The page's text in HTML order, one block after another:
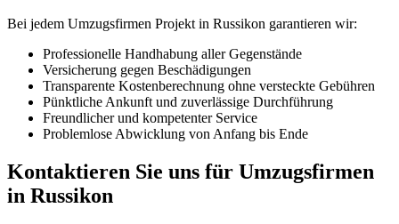
Bei jedem Umzugsfirmen Projekt in Russikon garantieren wir:
Professionelle Handhabung aller Gegenstände
Versicherung gegen Beschädigungen
Transparente Kostenberechnung ohne versteckte Gebühren
Pünktliche Ankunft und zuverlässige Durchführung
Freundlicher und kompetenter Service
Problemlose Abwicklung von Anfang bis Ende
Kontaktieren Sie uns für Umzugsfirmen
in Russikon